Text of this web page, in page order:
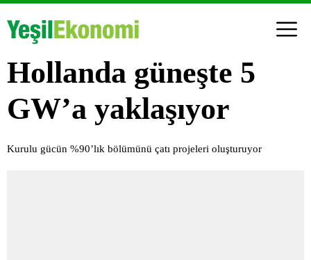
Hollanda güneşte 5
GW’a yaklaşıyor
Kurulu gücün %90’lık bölümünü çatı projeleri oluşturuyor